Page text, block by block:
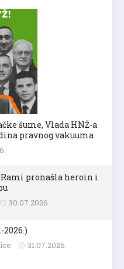
šume, Vlada HNŽ-a
pravnog vakuuma
pronašla heroin i
30.07.2026.
2026.)
31.07.2026.